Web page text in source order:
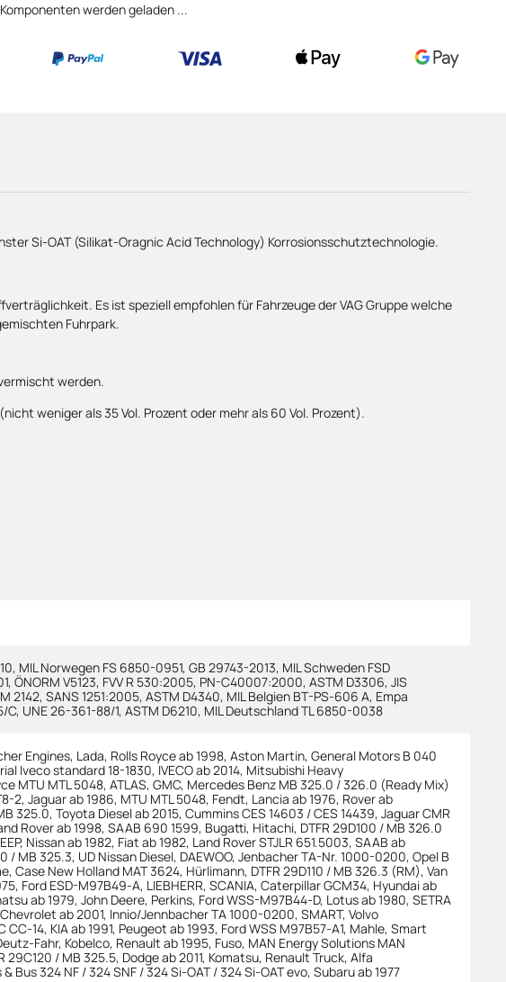
Komponenten werden geladen ...
, MIL Norwegen FS 6850-0951, GB 29743-2013, MIL Schweden FSD
, ÖNORM V5123, FVV R 530:2005, PN-C40007:2000, ASTM D3306, JIS
2142, SANS 1251:2005, ASTM D4340, MIL Belgien BT-PS-606 A, Empa
C, UNE 26-361-88/1, ASTM D6210, MIL Deutschland TL 6850-0038
Engines, Lada, Rolls Royce ab 1998, Aston Martin, General Motors B 040
Iveco standard 18-1830, IVECO ab 2014, Mitsubishi Heavy
MTU MTL 5048, ATLAS, GMC, Mercedes Benz MB 325.0 / 326.0 (Ready Mix)
2, Jaguar ab 1986, MTU MTL 5048, Fendt, Lancia ab 1976, Rover ab
325.0, Toyota Diesel ab 2015, Cummins CES 14603 / CES 14439, Jaguar CMR
Rover ab 1998, SAAB 690 1599, Bugatti, Hitachi, DTFR 29D100 / MB 326.0
, Nissan ab 1982, Fiat ab 1982, Land Rover STJLR 651.5003, SAAB ab
/ MB 325.3, UD Nissan Diesel, DAEWOO, Jenbacher TA-Nr. 1000-0200, Opel B
, Case New Holland MAT 3624, Hürlimann, DTFR 29D110 / MB 326.3 (RM), Van
, Ford ESD-M97B49-A, LIEBHERR, SCANIA, Caterpillar GCM34, Hyundai ab
ab 1979, John Deere, Perkins, Ford WSS-M97B44-D, Lotus ab 1980, SETRA
Chevrolet ab 2001, Innio/Jennbacher TA 1000-0200, SMART, Volvo
CC-14, KIA ab 1991, Peugeot ab 1993, Ford WSS M97B57-A1, Mahle, Smart
Fahr, Kobelco, Renault ab 1995, Fuso, MAN Energy Solutions MAN
29C120 / MB 325.5, Dodge ab 2011, Komatsu, Renault Truck, Alfa
& Bus 324 NF / 324 SNF / 324 Si-OAT / 324 Si-OAT evo, Subaru ab 1977
Si-OAT (Silikat-Oragnic Acid Technology) Korrosionsschutztechnologie.
Es ist speziell empfohlen für Fahrzeuge der VAG Gruppe welche
Fuhrpark.
werden.
weniger als 35 Vol. Prozent oder mehr als 60 Vol. Prozent).